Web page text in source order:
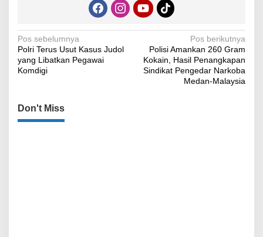
Navigasi
pos
Pos sebelumnya
Polri Terus Usut Kasus Judol
yang Libatkan Pegawai
Komdigi
Pos berikutnya
Polisi Amankan 260 Gram
Kokain, Hasil Penangkapan
Sindikat Pengedar Narkoba
Medan-Malaysia
Don't Miss